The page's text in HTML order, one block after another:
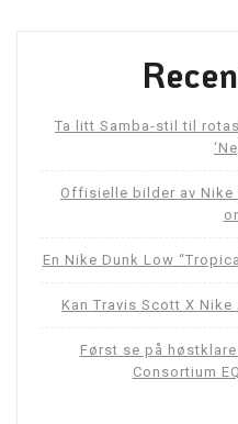
Ta litt Samba-stil til
Offisielle bilder av Nike
En Nike Dunk Low
Kan Travis Scott X
Først se på
Consortium